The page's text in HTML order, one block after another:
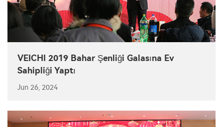
VEICHI 2019 Bahar Şenliği Galasına Ev
Sahipliği Yaptı
Jun 26, 2024